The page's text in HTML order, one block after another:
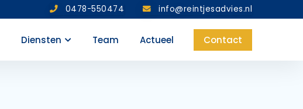
0478-550474 info@reintjesadvies.nl
Diensten Team Actueel Contact